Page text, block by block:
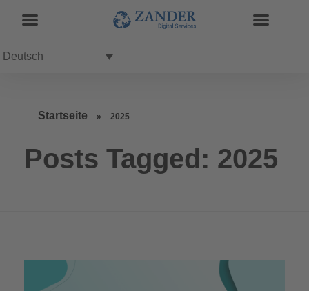
Deutsch
Startseite » 2025
Posts Tagged: 2025